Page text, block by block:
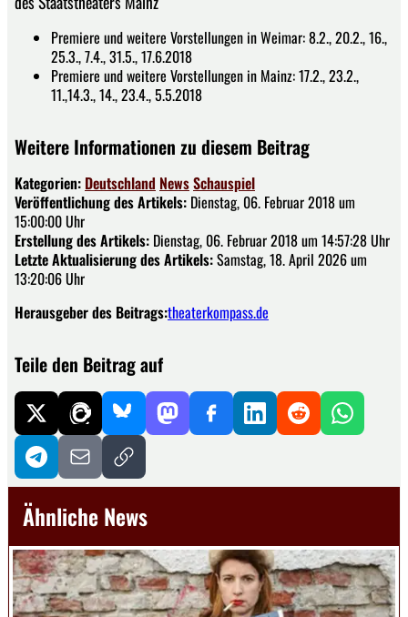
Premiere und weitere Vorstellungen in Weimar: 8.2., 20.2., 16.,
25.3., 7.4., 31.5., 17.6.2018
Premiere und weitere Vorstellungen in Mainz: 17.2., 23.2.,
11.,14.3., 14., 23.4., 5.5.2018
Weitere Informationen zu diesem Beitrag
Kategorien: Deutschland NewsSchauspiel
Veröffentlichung des Artikels: Dienstag, 06. Februar 2018 um
15:00:00 Uhr
Erstellung des Artikels: Dienstag, 06. Februar 2018 um 14:57:28 Uhr
Letzte Aktualisierung des Artikels:Samstag, 18. April 2026 um
13:20:06 Uhr
Herausgeber des Beitrags:theaterkompass.de
Teile den Beitrag auf
Ähnliche News